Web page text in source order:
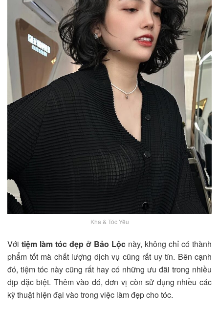
Kha & Tóc Yêu
Với tiệm làm tóc đẹp ở Bảo Lộc này, không chỉ có thành
phẩm tốt mà chất lượng dịch vụ cũng rất uy tín. Bên cạnh
đó, tiệm tóc này cũng rất hay có những ưu đãi trong nhiều
dịp đặc biệt. Thêm vào đó, đơn vị còn sử dụng nhiều các
kỹ thuật hiện đại vào trong việc làm đẹp cho tóc.